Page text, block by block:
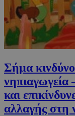
Σήμα
νηπιαγωγεία
και
αλλαγής στη